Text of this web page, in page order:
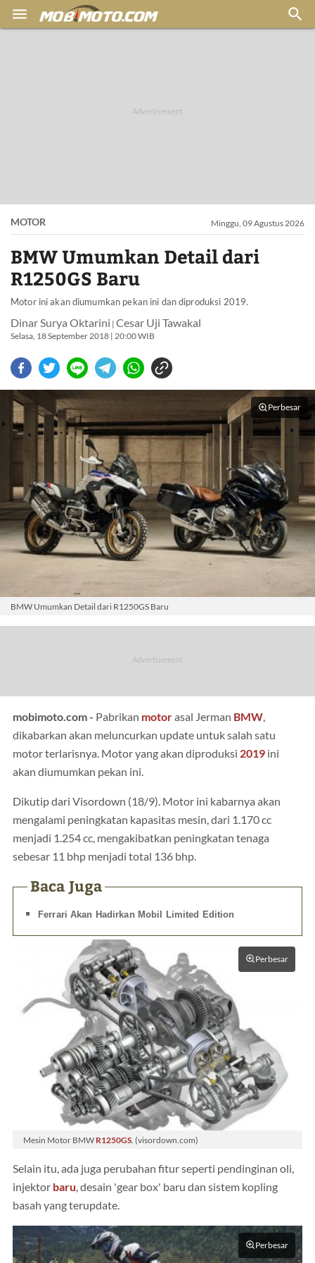
 
MOTOR Minggu, 09 Agustus 2026
BMW Umumkan Detail dari
R1250GS Baru
Motor ini akan diumumkan pekan ini dan diproduksi 2019.
Dinar Surya Oktarini | Cesar Uji Tawakal
Selasa, 18 September 2018 | 20:00 WIB
Perbesar
BMW Umumkan Detail dari R1250GS Baru
mobimoto.com - Pabrikan motorasal Jerman BMW,
dikabarkan akan meluncurkan update untuk salah satu
motor terlarisnya. Motor yang akan diproduksi 2019 ini
akan diumumkan pekan ini.
Dikutip dari Visordown (18/9). Motor ini kabarnya akan
mengalami peningkatan kapasitas mesin, dari 1.170 cc
menjadi 1.254 cc, mengakibatkan peningkatan tenaga
sebesar 11 bhp menjadi total 136 bhp.
Baca Juga
Ferrari Akan Hadirkan Mobil Limited Edition
Perbesar
Mesin Motor BMW R1250GS . (visordown.com)
Selain itu, ada juga perubahan fitur seperti pendinginan oli,
injektor baru, desain 'gear box' baru dan sistem kopling
basah yang terupdate.
Perbesar